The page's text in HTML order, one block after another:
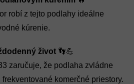
robí z tejto podlahy ideálne
kúrenie.
život 👣💪
zaručuje, že podlaha zvládne
komerčné priestory.